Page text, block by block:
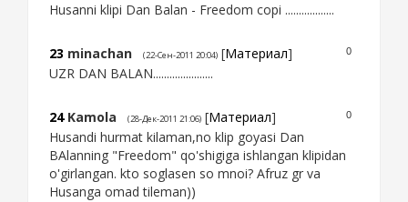
Husanni klipi Dan Balan - Freedom copi ..................
0
23 minachan (22-Сен-2011 20:04) [Материал]
UZR DAN BALAN......................
0
24 Kamola (28-Дек-2011 21:06) [Материал]
Husandi hurmat kilaman,no klip goyasi Dan
BAlanning "Freedom" qo'shigiga ishlangan klipidan
o'girlangan. kto soglasen so mnoi? Afruz gr va
Husanga omad tileman))